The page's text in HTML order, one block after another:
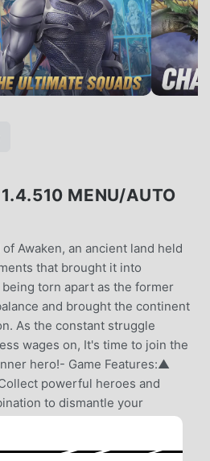
MENU/AUTO
Awaken, an ancient land held
that brought it into
torn apart as the former
and brought the continent
As the constant struggle
wages on, It's time to join the
hero!- Game Features:▲
powerful heroes and
to dismantle your
VISUALSGet lost in an
3D artwork as your